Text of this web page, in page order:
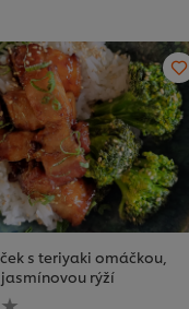
s teriyaki omáčkou,
rýží